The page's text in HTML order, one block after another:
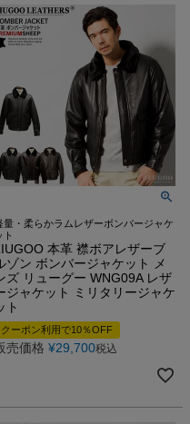
量・柔らかラムレザーボンバージャケ
ト
本革 襟ボアレザーブ
ゾン ボンバージャケット メ
ズ リューグー WNG09A レザ
ジャケット ミリタリージャケ
ト
クーポン利用で10％OFF
売価格 ¥29,700税込